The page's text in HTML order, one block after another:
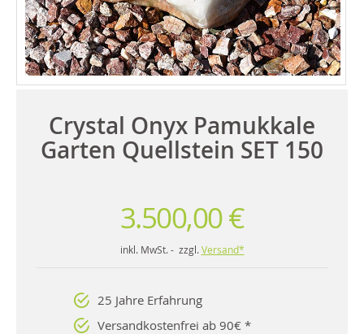
Crystal Onyx Pamukkale
Garten Quellstein SET 150
3.500,00 €
inkl. MwSt. - zzgl. Versand*
25 Jahre Erfahrung
Versandkostenfrei ab 90€ *